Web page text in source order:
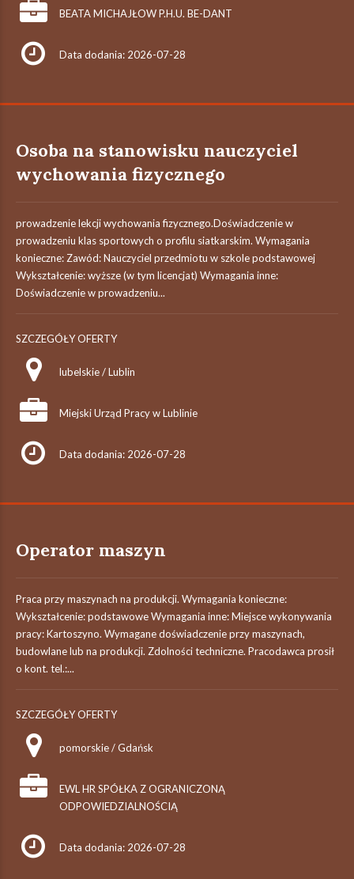
BEATA MICHAJŁOW P.H.U. BE-DANT
Data dodania: 2026-07-28
Osoba na stanowisku nauczyciel
wychowania fizycznego
prowadzenie lekcji wychowania fizycznego.Doświadczenie w
prowadzeniu klas sportowych o profilu siatkarskim. Wymagania
konieczne: Zawód: Nauczyciel przedmiotu w szkole podstawowej
Wykształcenie: wyższe (w tym licencjat) Wymagania inne:
Doświadczenie w prowadzeniu...
SZCZEGÓŁY OFERTY
lubelskie / Lublin
Miejski Urząd Pracy w Lublinie
Data dodania: 2026-07-28
Operator maszyn
Praca przy maszynach na produkcji. Wymagania konieczne:
Wykształcenie: podstawowe Wymagania inne: Miejsce wykonywania
pracy: Kartoszyno. Wymagane doświadczenie przy maszynach,
budowlane lub na produkcji. Zdolności techniczne. Pracodawca prosił
o kont. tel.:...
SZCZEGÓŁY OFERTY
pomorskie / Gdańsk
EWL HR SPÓŁKA Z OGRANICZONĄ
ODPOWIEDZIALNOŚCIĄ
Data dodania: 2026-07-28